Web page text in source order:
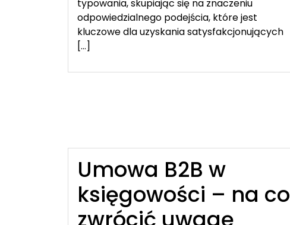
typowania, skupiając się na znaczeniu
odpowiedzialnego podejścia, które jest
kluczowe dla uzyskania satysfakcjonujących
[…]
Umowa B2B w
księgowości – na co